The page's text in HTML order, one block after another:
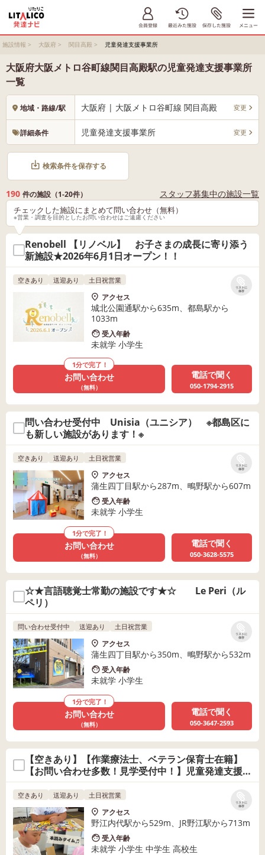
施設情報 > 大阪府 > 関目高殿 > 児童発達支援事業所
大阪府大阪メトロ谷町線関目高殿駅の児童発達支援事業所
一覧
地域・路線/駅 大阪府 | 大阪メトロ谷町線 関目高殿 変更
詳細条件 児童発達支援事業所 変更
検索条件を保存する
190 件の施設（1-20件） スタッフ募集中の施設一覧
チェックした施設にまとめて問い合わせ（無料）
※営業・調査を目的としたお問い合わせはご遠慮ください
Renobell 【リノベル】 お子さまの成長に寄り添う
新施設★2026年6月1日オープン！！
リストに
保存
空きあり 送迎あり 土日祝営業
アクセス
城北公園通駅から635m、都島駅から
1033m
受入年齢
未就学 小学生
1分で完了！
お問い合わせ
（無料）
電話で聞く
050-1794-2915
問い合わせ受付中 Unisia（ユニシア） ※都島区に
も新しい施設があります！※
リストに
保存
空きあり 送迎あり 土日祝営業
アクセス
蒲生四丁目駅から287m、鴫野駅から607m
受入年齢
未就学 小学生
1分で完了！
お問い合わせ
（無料）
電話で聞く
050-3628-5575
☆★言語聴覚士常勤の施設です★☆ Le Peri（ル
ペリ）
リストに
保存
問い合わせ受付中 送迎あり 土日祝営業
アクセス
蒲生四丁目駅から350m、鴫野駅から532m
受入年齢
未就学 小学生
1分で完了！
お問い合わせ
（無料）
電話で聞く
050-3647-2593
【空きあり】【作業療法士、ベテラン保育士在籍】
【お問い合わせ多数！見学受付中！】児童発達支援
Ｐｅｒｃｈ〜パーチ〜
リストに
保存
空きあり 送迎あり 土日祝営業
アクセス
野江内代駅から529m、JR野江駅から713m
受入年齢
未就学 小学生 中学生 高校生